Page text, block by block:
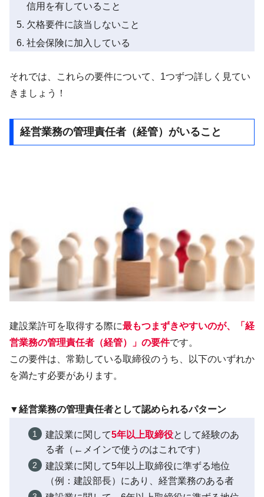
信用を有していること
欠格要件に該当しないこと
社会保険に加入している
それでは、これらの要件について、1つずつ詳しく見てい
きましょう！
経営業務の管理責任者（経管）がいること
建設業許可を取得する際に最もつまずきやすいのが、「経
営業務の管理責任者（経管）」の要件です。
この要件は、常勤している取締役のうち、以下のいずれか
を満たす必要があります。
▼経営業務の管理責任者として認められるパターン
建設業に関して5年以上取締役として経験のあ
る者（←メインで使うのはこれです）
建設業に関して5年以上取締役に準ずる地位
（例：建設部長）にあり、経営業務のある者